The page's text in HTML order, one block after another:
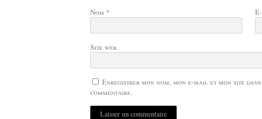
Nom *
Site web
Enregistrer mon nom, mon e-mail et mon site
commentaire.